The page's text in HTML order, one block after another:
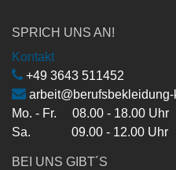
SPRICH UNS AN!
Kontakt
+49 3643 511452
Mo. - Fr. 08.00 - 18.00 Uhr
Sa. 09.00 - 12.00 Uhr
BEI UNS GIBT´S